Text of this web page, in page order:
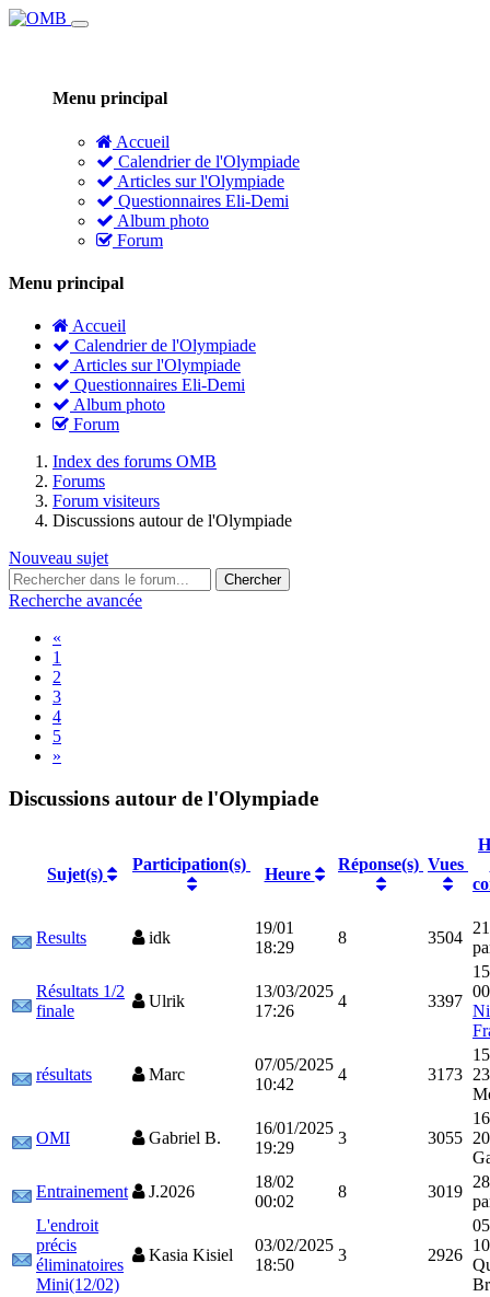
Menu principal
Accueil
Calendrier de l'Olympiade
Articles sur l'Olympiade
Questionnaires Eli-Demi
Album photo
Forum
Menu principal
Accueil
Calendrier de l'Olympiade
Articles sur l'Olympiade
Questionnaires Eli-Demi
Album photo
Forum
Index des forums OMB
Forums
Forum visiteurs
Discussions autour de l'Olympiade
Nouveau sujet
Recherche avancée
«
1
2
3
4
5
»
Discussions autour de l'Olympiade
Results idk
19/01
18:29
8 3504
Résultats 1/2
finale
Ulrik
13/03/2025
17:26
4 3397
résultats Marc
07/05/2025
10:42
4 3173
OMI Gabriel B.
16/01/2025
19:29
3 3055
Entrainement
J.2026
18/02
00:02
8 3019
L'endroit
précis
éliminatoires
Mini(12/02)
Kasia Kisiel
03/02/2025
18:50
3 2926
Sujet(s)
Participation(s)
Heure
Réponse(s) Vues